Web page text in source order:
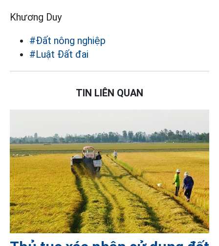
Khương Duy
#Đất nông nghiệp
#Luật Đất đai
TIN LIÊN QUAN